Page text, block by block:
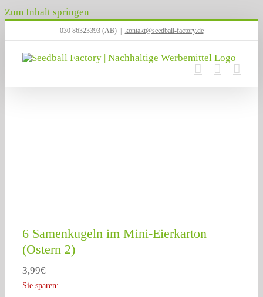
Zum Inhalt springen
030 86323393 (AB) kontakt@seedball-factory.de
6 Samenkugeln im Mini-Eierkarton
(Ostern 2)
3,99€
Sie sparen: